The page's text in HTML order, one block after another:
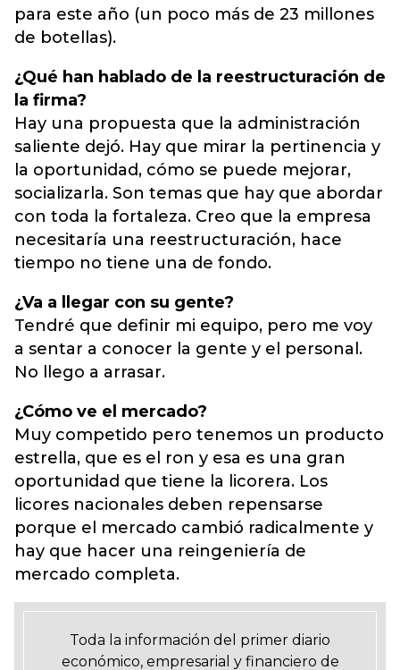
para este año (un poco más de 23 millones
de botellas).
¿Qué han hablado de la reestructuración de
la firma?
Hay una propuesta que la administración
saliente dejó. Hay que mirar la pertinencia y
la oportunidad, cómo se puede mejorar,
socializarla. Son temas que hay que abordar
con toda la fortaleza. Creo que la empresa
necesitaría una reestructuración, hace
tiempo no tiene una de fondo.
¿Va a llegar con su gente?
Tendré que definir mi equipo, pero me voy
a sentar a conocer la gente y el personal.
No llego a arrasar.
¿Cómo ve el mercado?
Muy competido pero tenemos un producto
estrella, que es el ron y esa es una gran
oportunidad que tiene la licorera. Los
licores nacionales deben repensarse
porque el mercado cambió radicalmente y
hay que hacer una reingeniería de
mercado completa.
Toda la información del primer diario
económico, empresarial y financiero de